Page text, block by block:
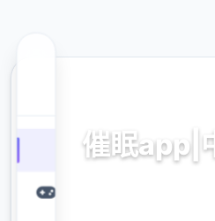
催眠app|